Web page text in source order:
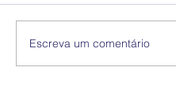
Escreva um comentário